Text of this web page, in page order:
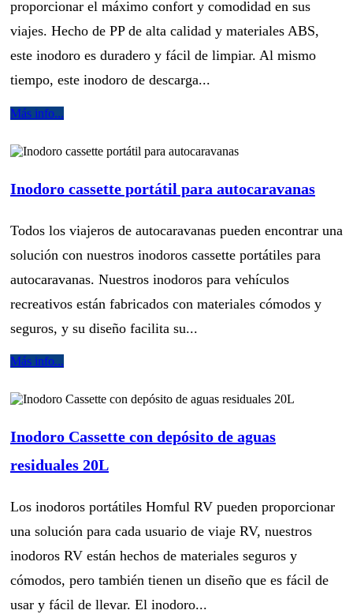
proporcionar el máximo confort y comodidad en sus
viajes. Hecho de PP de alta calidad y materiales ABS,
este inodoro es duradero y fácil de limpiar. Al mismo
tiempo, este inodoro de descarga...
Más info...
Inodoro cassette portátil para autocaravanas
Todos los viajeros de autocaravanas pueden encontrar una
solución con nuestros inodoros cassette portátiles para
autocaravanas. Nuestros inodoros para vehículos
recreativos están fabricados con materiales cómodos y
seguros, y su diseño facilita su...
Más info...
Inodoro Cassette con depósito de aguas
residuales 20L
Los inodoros portátiles Homful RV pueden proporcionar
una solución para cada usuario de viaje RV, nuestros
inodoros RV están hechos de materiales seguros y
cómodos, pero también tienen un diseño que es fácil de
usar y fácil de llevar. El inodoro...